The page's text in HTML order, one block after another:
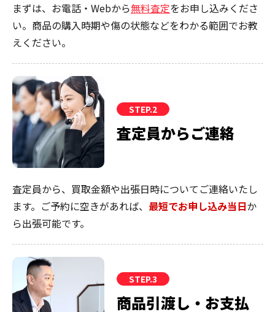
まずは、お電話・Webから無料査定をお申し込みくださ
い。商品の購入時期や傷の状態などをわかる範囲でお教
えください。
STEP.2
査定員からご連絡
査定員から、買取金額や出張日時についてご連絡いたし
ます。ご予約に空きがあれば、 最短でお申し込み当日か
ら出張可能です。
STEP.3
商品引渡し・お支払